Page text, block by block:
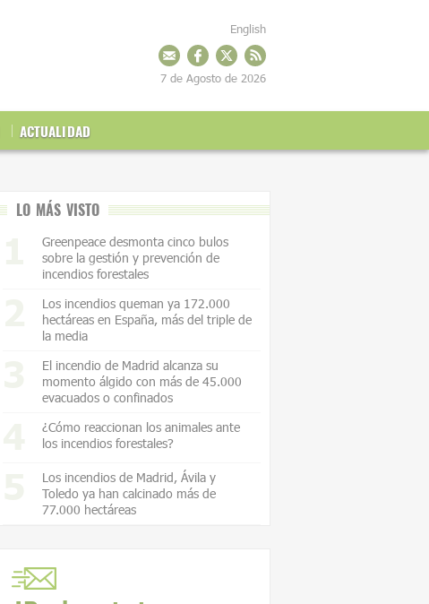
ACTUALIDAD
English
7 de Agosto de 2026
LO MÁS VISTO
Greenpeace desmonta cinco bulos
sobre la gestión y prevención de
incendios forestales
Los incendios queman ya 172.000
hectáreas en España, más del triple de
la media
El incendio de Madrid alcanza su
momento álgido con más de 45.000
evacuados o confinados
¿Cómo reaccionan los animales ante
los incendios forestales?
Los incendios de Madrid, Ávila y
Toledo ya han calcinado más de
77.000 hectáreas